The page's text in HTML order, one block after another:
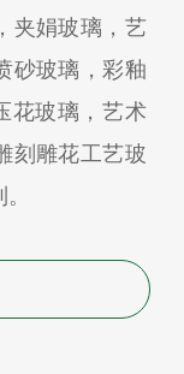
夹娟玻璃，艺
砂玻璃，彩釉
花玻璃，艺术
刻雕花工艺玻